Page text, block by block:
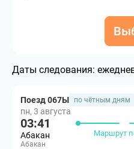
Даты следования:
Поезд 067Ы по чётным дням
пн, 3 августа
03:41
Абакан
Абакан
Маршрут